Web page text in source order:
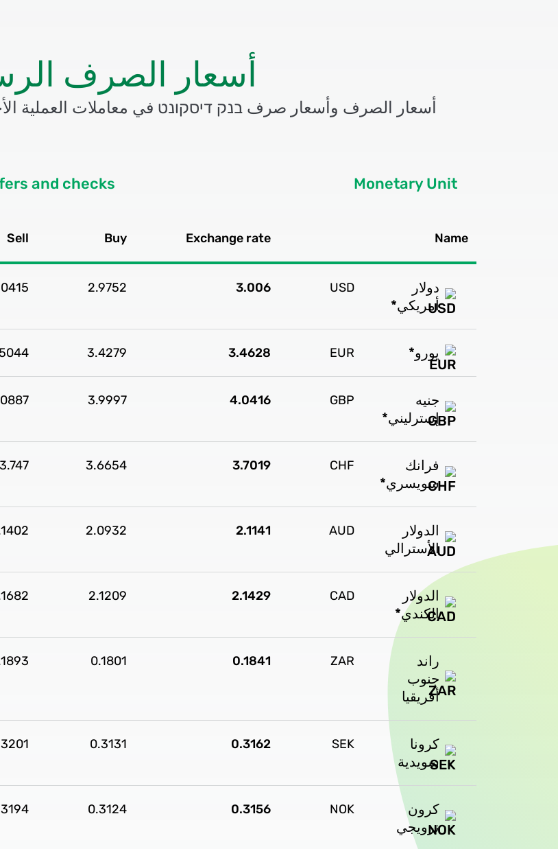
أسعار الصرف
أسعار الصرف وأسعار صرف בנק דיסקונט في معاملات العملية
Monetary Unit
and checks
Name
Exchange rate
Buy
Sell
دولار
أمريكي*
USD
3.006
2.9752
يورو* EUR
3.4628
3.4279
جنيه
إسترليني*
GBP
4.0416
3.9997
فرانك
سويسري*
CHF
3.7019
3.6654
3.747
الدولار
الأسترالي
AUD
2.1141
2.0932
الدولار
الكندي*
CAD
2.1429
2.1209
راند
جنوب
أفريقيا
ZAR
0.1841
0.1801
كرونا
سويدية
SEK
0.3162
0.3131
كرون
نرويجي
NOK
0.3156
0.3124